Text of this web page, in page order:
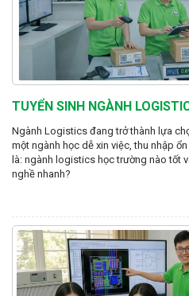
TUYỂN SINH NGÀNH
Ngành Logistics đang trở thành lựa
một ngành học dễ xin việc, thu nhập
là: ngành logistics học trường nào tốt
nghề nhanh?